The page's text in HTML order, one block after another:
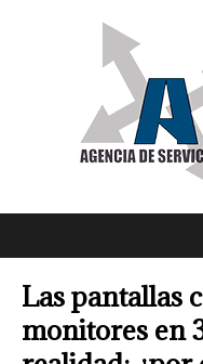
Las pantallas
monitores en